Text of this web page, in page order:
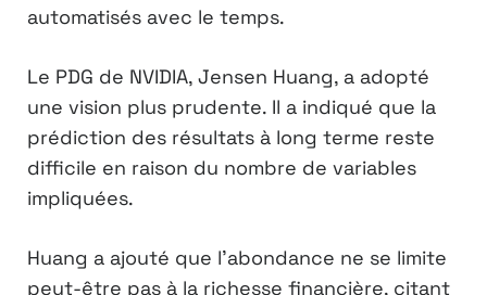
automatisés avec le temps.
Le PDG de NVIDIA, Jensen Huang, a adopté
une vision plus prudente. Il a indiqué que la
prédiction des résultats à long terme reste
difficile en raison du nombre de variables
impliquées.
Huang a ajouté que l’abondance ne se limite
peut-être pas à la richesse financière, citant